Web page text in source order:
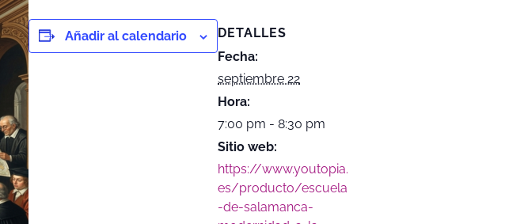
Añadir al calendario
DETALLES
Fecha:
septiembre 22
Hora:
7:00 pm - 8:30 pm
Sitio web:
https://www.youtopia.
es/producto/escuela
-de-salamanca-